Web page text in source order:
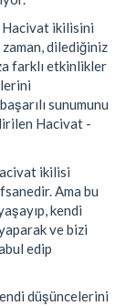
Hacivat ikilisini
dilediğiniz
farklı etkinlikler
sunumunu
Hacivat -
ikilisi
Ama bu
kendi
ve bizi
edip
düşüncelerini